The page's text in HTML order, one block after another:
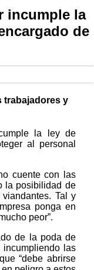
incumple la
de
trabajadores y
la ley de
al personal
cuente con las
la posibilidad de
Tal y
ponga en
peor”.
de la poda de
las
“debe abrirse